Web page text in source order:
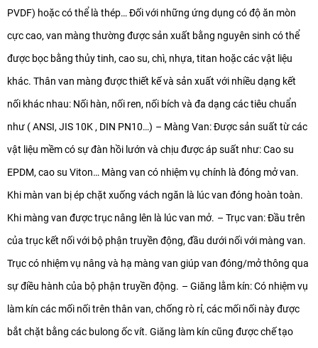
PVDF) hoặc có thể là thép… Đối với những ứng dụng có độ ăn mòn
cực cao, van màng thường được sản xuất bằng nguyên sinh có thể
được bọc bằng thủy tinh, cao su, chì, nhựa, titan hoặc các vật liệu
khác. Thân van màng được thiết kế và sản xuất với nhiều dạng kết
nối khác nhau: Nối hàn, nối ren, nối bích và đa dạng các tiêu chuẩn
như ( ANSI, JIS 10K , DIN PN10…) – Màng Van: Được sản suất từ các
vật liệu mềm có sự đàn hồi lướn và chịu được áp suất như: Cao su
EPDM, cao su Viton… Màng van có nhiệm vụ chính là đóng mở van.
Khi màn van bị ép chặt xuống vách ngăn là lúc van đóng hoàn toàn.
Khi màng van được trục nâng lên là lúc van mở. – Trục van: Đầu trên
của trục kết nối với bộ phận truyền động, đầu dưới nối với màng van.
Trục có nhiệm vụ nâng và hạ màng van giúp van đóng/mở thông qua
sự điều hành của bộ phận truyền động. – Giăng lằm kín: Có nhiệm vụ
làm kín các mối nối trên thân van, chống rò rỉ, các mối nối này được
bắt chặt bằng các bulong ốc vít. Giăng làm kín cũng được chế tạo